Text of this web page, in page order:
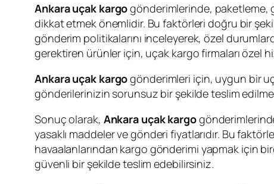
Ankara uçak kargogönderimlerinde, paketleme,
dikkat etmek önemlidir. Bu faktörleri doğru bir
gönderim politikalarını inceleyerek, özel
gerektiren ürünler için, uçak kargo firmaları özel
Ankara uçak kargogönderimleri için, uygun bir
gönderilerinizin sorunsuz bir şekilde teslim
Sonuç olarak, Ankara uçak kargo
yasaklı maddeler ve gönderi fiyatlarıdır. Bu
havaalanlarından kargo gönderimi yapmak için
güvenli bir şekilde teslim edebilirsiniz.